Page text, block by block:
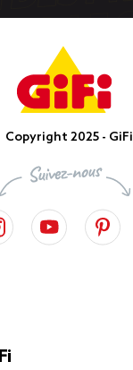
Copyright 2025 - GiFi